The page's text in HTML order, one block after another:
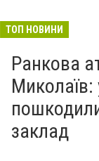
ТОП НОВИНИ
Ранкова
заклад